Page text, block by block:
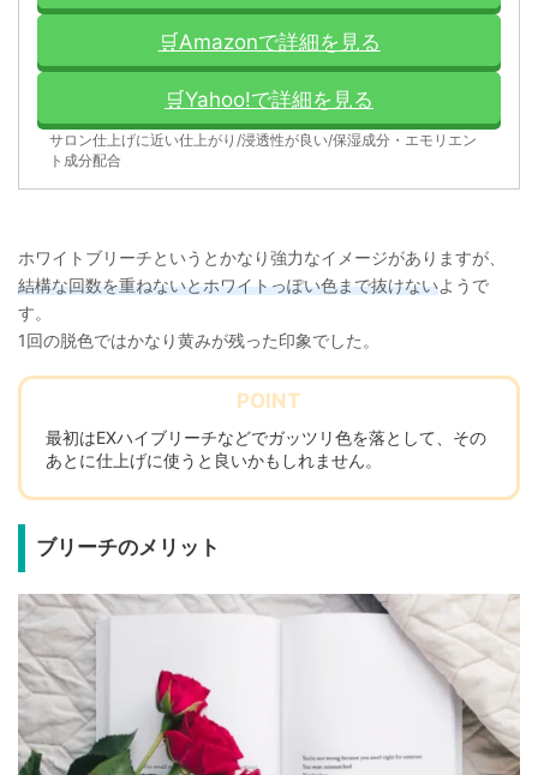
🛒Amazonで詳細を見る
🛒Yahoo!で詳細を見る
サロン仕上げに近い仕上がり/浸透性が良い/保湿成分・エモリエン
ト成分配合
ホワイトブリーチというとかなり強力なイメージがありますが、
結構な回数を重ねないとホワイトっぽい色まで抜けないようで
す。
1回の脱色ではかなり黄みが残った印象でした。
最初はEXハイブリーチなどでガッツリ色を落として、その
あとに仕上げに使うと良いかもしれません。
ブリーチのメリット